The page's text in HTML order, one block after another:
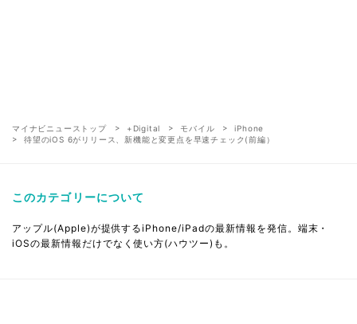
マイナビニューストップ +Digital モバイル
iPhone
待望のiOS 6がリリース、新機能と変更点を早速チェック(前編）
このカテゴリーについて
アップル(Apple)が提供するiPhone/iPadの最新情報を発信。端末・
iOSの最新情報だけでなく使い方(ハウツー)も。